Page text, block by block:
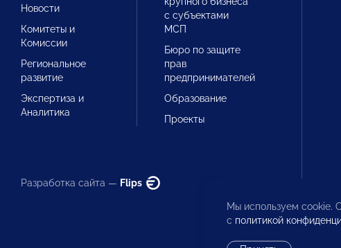
Новости
Комитеты и
Комиссии
Региональное
развитие
Экспертиза и
Аналитика
с субъектами
МСП
Бюро по защите
прав
предпринимателей
Образование
Проекты
Разработка сайта — Flips
Мы используем cookie.
с политикой